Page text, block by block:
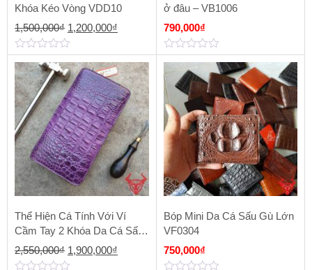
Khóa Kéo Vòng VDD10
1,500,000₫ Giá
gốc
là:
1,500,000₫.
1,200,000₫
tại
là:
1,200,000₫.
0
out
of
5
ở đâu – VB1006
790,000₫
0
out
of
5
Thể Hiện Cá Tính Với Ví
Cầm Tay 2 Khóa Da Cá Sấu
BI1801
2,550,000₫ Giá
1,900,000₫
Bóp Mini Da Cá Sấu Gù Lớn
VF0304
750,000₫